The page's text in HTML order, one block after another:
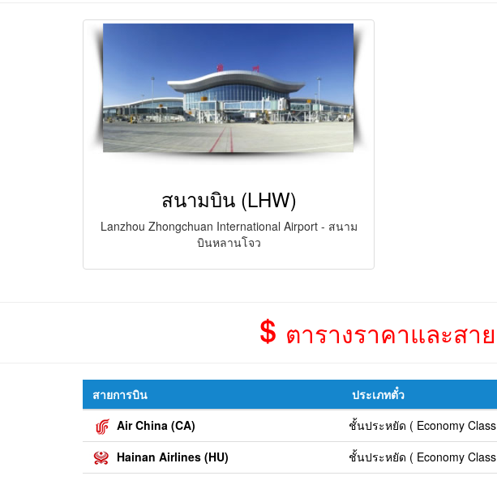
สนามบิน (LHW)
Lanzhou Zhongchuan International Airport - สนาม
บินหลานโจว
ตารางราคาและสา
สายการบิน ประเภทตั๋ว
Air China (CA)
ชั้นประหยัด ( Economy
Hainan Airlines (HU)
ชั้นประหยัด ( Economy